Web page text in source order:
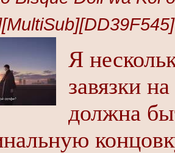
Я
завязки
должна